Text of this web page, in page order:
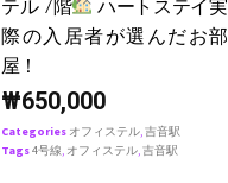
テル 7階
ハートステイ実
際の入居者が選んだお部
屋！
₩650,000
Categories オフィステル,吉音駅
Tags4号線, オフィステル,吉音駅